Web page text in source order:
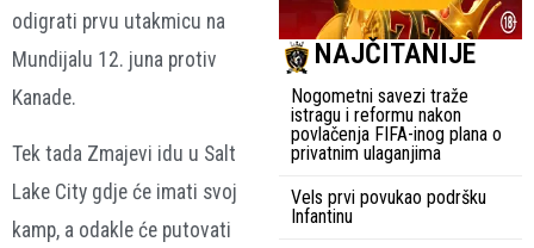
odigrati prvu utakmicu na
Mundijalu 12. juna protiv
Kanade.
Tek tada Zmajevi idu u Salt
Lake City gdje će imati svoj
kamp, a odakle će putovati
NAJČITANIJE
Nogometni savezi traže
istragu i reformu nakon
povlačenja FIFA-inog plana o
privatnim ulaganjima
Vels prvi povukao podršku
Infantinu